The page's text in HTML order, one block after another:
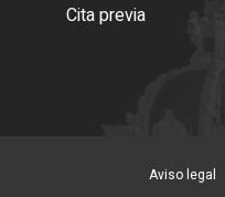
Cita previa
Aviso legal